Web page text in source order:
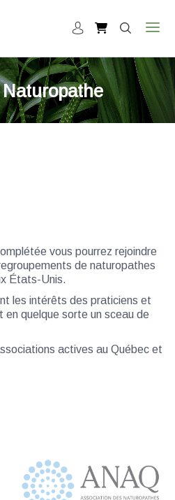
vous pourrez rejoindre
de naturopathes
États-Unis.
les intérêts des praticiens et
quelque sorte un sceau de
actives au Québec et